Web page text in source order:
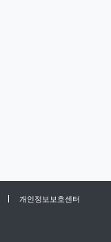
개인정보보호센터